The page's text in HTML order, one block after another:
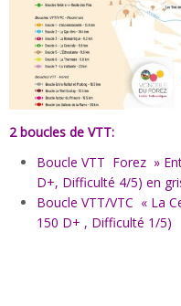
2 boucles de VTT:
Boucle VTT Forez »
D+, Difficulté 4/5) en
Boucle VTT/VTC « La
150 D+ , Difficulté 1/5)